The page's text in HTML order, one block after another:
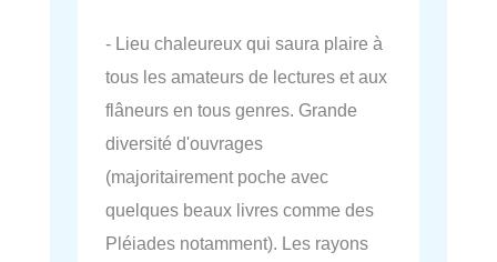
- Lieu chaleureux qui saura plaire à
tous les amateurs de lectures et aux
flâneurs en tous genres. Grande
diversité d'ouvrages
(majoritairement poche avec
quelques beaux livres comme des
Pléiades notamment). Les rayons